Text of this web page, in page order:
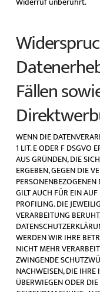
Fällen
WENN DIE
1 LIT. E ODER F DSGVO
AUS GRÜNDEN, DIE
ERGEBEN, GEGEN DIE
GILT AUCH FÜR EIN
PROFILING. DIE
VERARBEITUNG
WERDEN WIR IHRE
NICHT MEHR
ZWINGENDE
NACHWEISEN, DIE IHRE
ÜBERWIEGEN ODER